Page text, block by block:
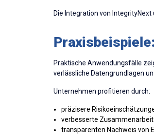
Die Integration von
Praktische Anwendungsfälle
verlässliche Datengrundlagen
Unternehmen profitieren durch:
präzisere
verbesserte
transparenten Nachweis von